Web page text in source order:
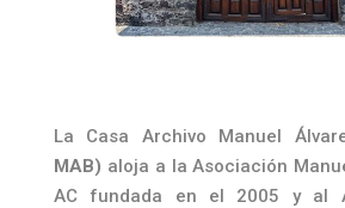
La Casa Archivo Manuel
MAB) aloja a la Asociación
AC fundada en el 2005 y al